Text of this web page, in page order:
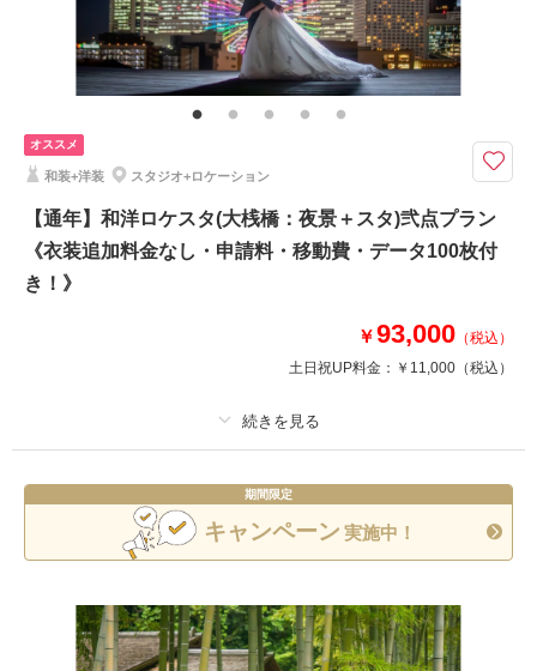
その他含むもの
衣装差額無し・肌着や草履・インナー類・ 撮影申請料・ロケ先までの送
迎・撮影小物・メイクスタッフ撮影同行・撮影日程変更無料
※1日1組限定
【衣装・撮影場所】
洋装：大桟橋(日中or夜景)
※大桟橋の景色は『日中』または『夜景』のどちらかをお選びいただけます
を確認する
オススメ
和装+洋装 スタジオ+ロケーション
【通年】和洋ロケスタ(大桟橋：夜景＋スタ)弐点プラン
《衣装追加料金なし・申請料・移動費・データ100枚付
き！》
￥93,000 （税込）
土日祝UP料金： ￥11,000 （税込）
撮影料 新婦衣装2着 新郎衣装2着
ヘアメイク
衣装追加 会食 挙式
家族と撮影 家族用衣装レンタル ペットと撮影
期間限定
キャンペーン 実施中！